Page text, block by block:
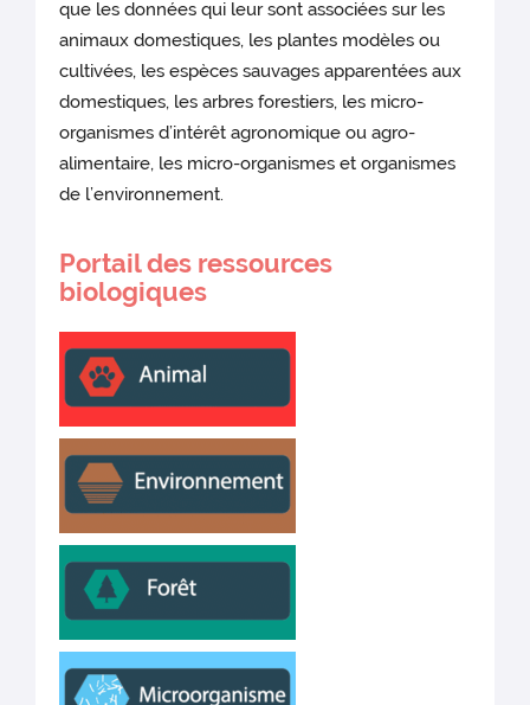
que les données qui leur sont associées sur les
animaux domestiques, les plantes modèles ou
cultivées, les espèces sauvages apparentées aux
domestiques, les arbres forestiers, les micro-
organismes d’intérêt agronomique ou agro-
alimentaire, les micro-organismes et organismes
de l’environnement.
Portail des ressources
biologiques